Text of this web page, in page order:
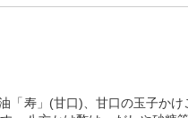
「寿」(甘口)、甘口の玉子か